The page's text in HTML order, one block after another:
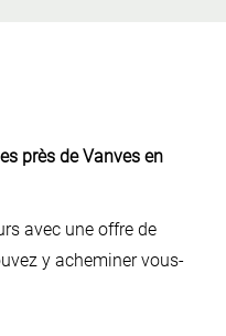
près de Vanves en
avec une offre de
y acheminer vous-